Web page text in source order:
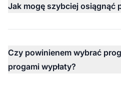
Jak mogę szybciej osiągnąć
Czy powinienem wybrać
progami wypłaty?